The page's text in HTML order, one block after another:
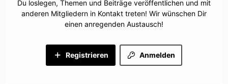
Du loslegen, Themen und Beiträge veröffentlichen und mit
anderen Mitgliedern in Kontakt treten! Wir wünschen Dir
einen anregenden Austausch!
Anmelden
Registrieren